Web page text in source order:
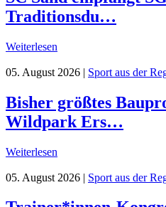
Traditionsdu…
Weiterlesen
05. August 2026 | Sport aus der
Bisher größtes
Wildpark Ers…
Weiterlesen
05. August 2026 | Sport aus der